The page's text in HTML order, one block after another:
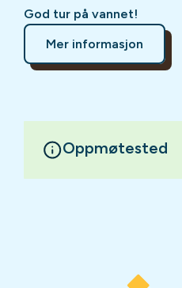
God tur på vannet!
Mer informasjon
Oppmøtested